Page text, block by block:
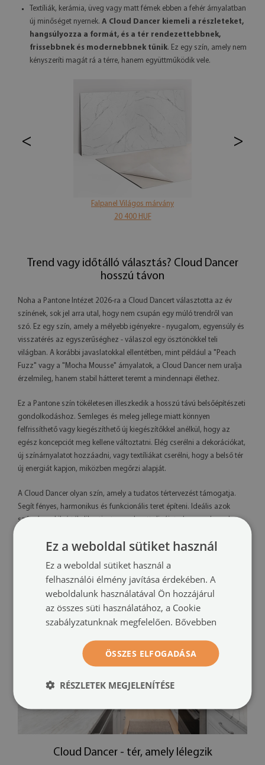
Textíliák, kerámia, üveg vagy matt fémek ebben a fehér árnyalatban
új minőséget nyernek. A Cloud Dancer kiemeli a részleteket,
hangsúlyozza a formát, és a tér rendezettebbnek,
frissebbnek és modernebbnek tűnik. Ez egy szín, amely nem
kényszeríti magát rá a térre, hanem együttműködik vele.
Falpanel Világos márvány
20 400 HUF
< >
Trend vagy időtálló választás? Cloud Dancer
hosszú távon
Noha a Pantone Intézet 2026-ra a Cloud Dancert választotta az év
színének, sok jel arra utal, hogy nem csupán egy múló trendről van
szó. Ez egy szín, amely a mélyebb igényekre - nyugalom, egyensúly és
visszatérés az egyszerűséghez - válaszol egy ösztönökkel teli
világban. A korábbi javaslatokkal ellentétben, mint például a "Peach
Fuzz" vagy a "Mocha Mousse" árnyalatok, a Cloud Dancer nem uralja
érzelmileg, hanem stabil hátteret teremt a mindennapi élethez.
Ez a Pantone szín tökéletesen illeszkedik a hosszú távú belsőépítészeti
gondolkodáshoz. Semleges és meleg jellege miatt könnyen
felfrissíthető vagy kiegészíthető új kiegészítőkkel anélkül, hogy az
egész koncepciót meg kellene változtatni. Elég cserélni a dekorációkat,
új színárnyalatot hozzáadni, vagy textíliákat cserélni, hogy a belső tér
új energiát kapjon, miközben megőrzi alapját.
A Cloud Dancer olyan szín, amely a tudatos tértervezést támogatja.
Segít fényes, harmonikus és funkcionális teret építeni. Ideális azok
számára, akik értékelik a tiszta, rendezett dizájnt, de nem akarnak
belsőépítészeti divat dinamikusan változik, a Cloud Dancer
Cloud Dancer - tér, amely lélegzik
Ez a weboldal sütiket használ
Ez a weboldal sütiket használ a
felhasználói élmény javítása érdekében. A
weboldalunk használatával Ön hozzájárul
az összes süti használatához, a Cookie
szabályzatunknak megfelelően. Bővebben
ÖSSZES ELFOGADÁSA
RÉSZLETEK MEGJELENÍTÉSE